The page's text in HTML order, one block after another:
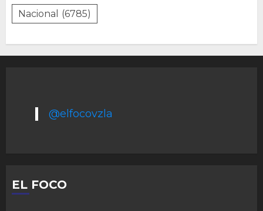
Nacional (6785)
@elfocovzla
EL FOCO